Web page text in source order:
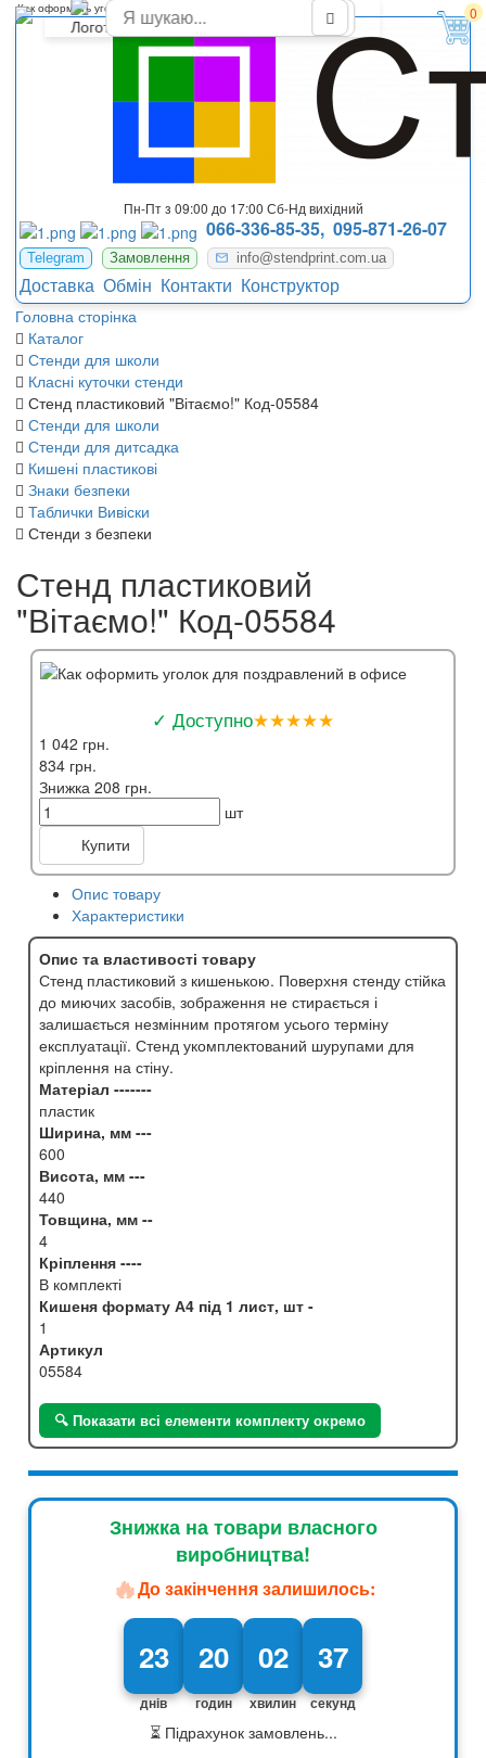
0
Пн-Пт з 09:00 до 17:00 Сб-Нд вихідний
066-336-85-35, 095-871-26-07
Telegram Замовлення info@stendprint.com.ua
Доставка Обмін Контакти Конструктор
Головна сторінка
Каталог
Стенди для школи
Класні куточки стенди
Стенд пластиковий "Вітаємо!" Код-05584
Стенди для школи
Стенди для дитсадка
Кишені пластикові
Знаки безпеки
Таблички Вивіски
Стенди з безпеки
Как оформить уголок для поздравлений в офисе
Стенд пластиковий
"Вітаємо!" Код-05584
✓ Доступно★★★★★
1 042 грн.
834 грн.
Знижка 208 грн.
шт
Купити
Опис товару
Характеристики
Опис та властивості товару
Стенд пластиковий з кишенькою. Поверхня стенду стійка
до миючих засобів, зображення не стирається і
залишається незмінним протягом усього терміну
експлуатації. Стенд укомплектований шурупами для
кріплення на стіну.
Матеріал -------
пластик
Ширина, мм ---
600
Висота, мм ---
440
Товщина, мм --
4
Кріплення ----
В комплекті
Кишеня формату А4 під 1 лист, шт -
1
Артикул
05584
🔍 Показати всі елементи комплекту окремо
Знижка на товари власного
виробництва!
🔥До закінчення залишилось:
23
днів
20
годин
02
хвилин
36
секунд
⏳ Підрахунок замовлень...